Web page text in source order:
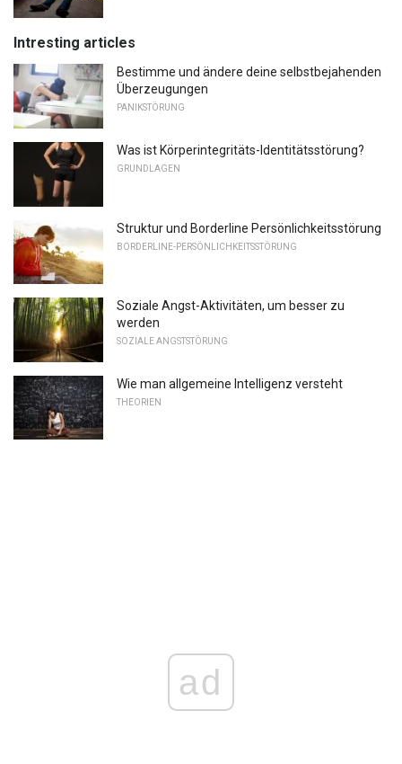
Intresting articles
Bestimme und ändere deine selbstbejahenden
Überzeugungen
PANIKSTÖRUNG
Was ist Körperintegritäts-Identitätsstörung?
GRUNDLAGEN
Struktur und Borderline Persönlichkeitsstörung
BORDERLINE-PERSÖNLICHKEITSSTÖRUNG
Soziale Angst-Aktivitäten, um besser zu
werden
SOZIALE ANGSTSTÖRUNG
Wie man allgemeine Intelligenz versteht
THEORIEN
ad